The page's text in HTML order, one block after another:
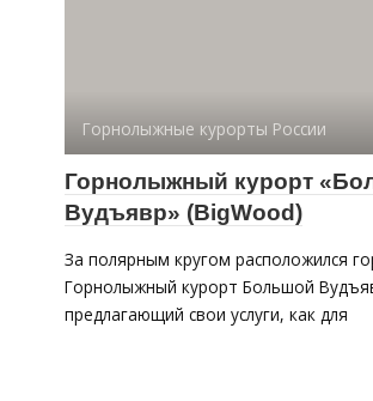
Горнолыжные курорты России
Горнолыжный курорт
Вудъявр» (BigWood)
За полярным кругом расположился
Горнолыжный курорт Большой
предлагающий свои услуги, как для